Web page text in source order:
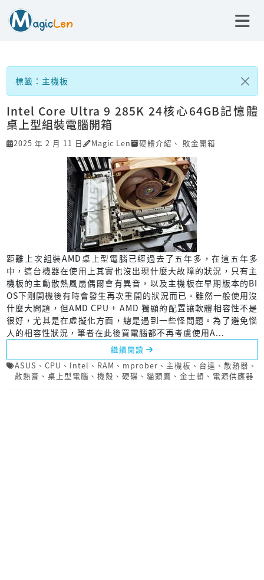
標籤：主機板
Intel Core Ultra 9 285K 24核心64GB記憶體
桌上型組裝電腦開箱
2025 年 2 月 11 日 Magic Len 硬體介紹 、 敗金開箱
距離上次組裝AMD桌上型電腦已經過去了五年多，在這五年多
中，這台機器在使用上其實也沒出現什麼大故障的狀況，只有主
機板的主動散熱風扇偶爾會有異音，以及主機板在早期版本的BI
OS下剛開機後有時會發生再次重開的狀況而已。雖然一般使用沒
什麼大問題，但AMD CPU + AMD 獨顯的配置讓軟體相容性不是
很好，尤其是在虛擬化方面，總是遇到一些怪問題。為了避免惱
人的相容性狀況，筆者在此後買電腦都不再考慮使用A...
繼續閱讀
ASUS 、 CPU 、 Intel 、 RAM 、 mprober 、 主機板 、 台達 、 散熱器 、
散熱膏 、 桌上型電腦 、 機殼 、 硬碟 、 貓頭鷹 、 金士頓 、 電源供應器